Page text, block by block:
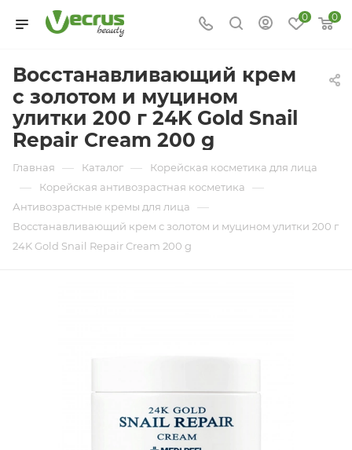
0 0
Восстанавливающий крем
с золотом и муцином
улитки 200 г 24K Gold Snail
Repair Cream 200 g
Главная — Каталог — Корейская косметика для лица
— Корейская антивозрастная косметика —
Антивозрастные кремы для лица —
Восстанавливающий крем с золотом и муцином улитки 200 г
24K Gold Snail Repair Cream 200 g